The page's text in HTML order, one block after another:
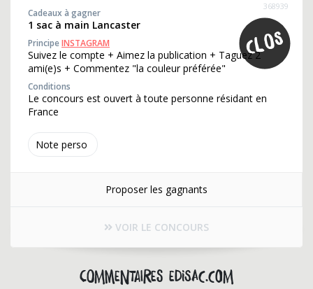
Note perso
368939
Cadeaux à gagner
1 sac à main Lancaster
PrincipeINSTAGRAM
Suivez le compte + Aimez la publication + Taguez 2
ami(e)s + Commentez "la couleur préférée"
Conditions
Le concours est ouvert à toute personne résidant en
France
Proposer les gagnants
VOIR LE CONCOURS
Commentaires edisac.com